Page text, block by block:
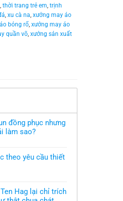
, thời trang trẻ em, trịnh
, xu cà na, xưởng may áo
bóng rổ, xưởng may áo
quần võ, xưởng sản xuất
đồng phục nhưng
làm sao?
theo yêu cầu thiết
Hag lại chỉ trích